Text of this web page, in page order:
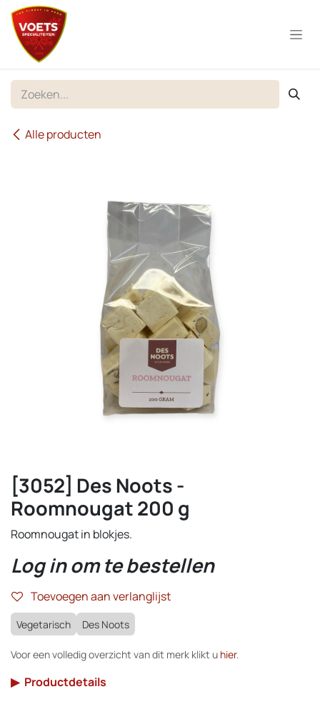
Overslaan naar inhoud
Alle producten
[3052] Des Noots -
Roomnougat 200 g
Roomnougat in blokjes.
Log in om te bestellen
Toevoegen aan verlanglijst
Vegetarisch Des Noots
Voor een volledig overzicht van dit merk klikt u hier.
▶ Productdetails